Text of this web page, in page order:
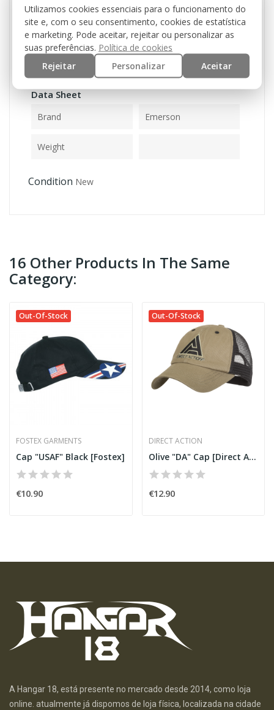
Reference
Data Sheet
Brand Emerson
Weight
Condition New
16 Other Products In The Same
Category:
Out-Of-Stock
FOSTEX GARMENTS
Cap "USAF" Black [Fostex]
€10.90
Out-Of-Stock
DIRECT ACTION
Olive "DA" Cap [Direct Action]
€12.90
A Hangar 18, está presente no mercado desde 2014, como loja
online. atualmente já dispomos de loja física, localizada na cidade
Utilizamos cookies essenciais para o funcionamento do
site e, com o seu consentimento, cookies de estatística
e marketing. Pode aceitar, rejeitar ou personalizar as
suas preferências. Política de cookies
Rejeitar
Personalizar Aceitar